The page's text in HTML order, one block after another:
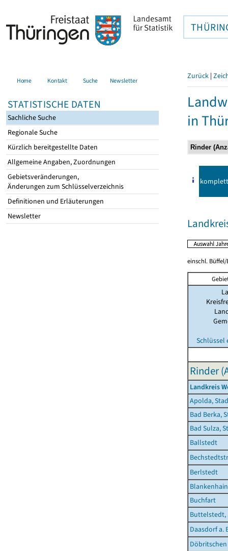
Home Kontakt Suche Newsletter
STATISTISCHE DATEN
Sachliche Suche
Regionale Suche
Kürzlich bereitgestellte Daten
Allgemeine Angaben, Zuordnungen
Gebietsveränderungen,
Änderungen zum Schlüsselverzeichnis
Definitionen und Erläuterungen
Newsletter
Zurück |
in
komplett
einschl. Büffel/
Schlüssel
Rinder
Landkreis
Apolda,
Bad Berka,
Bad Sulza,
Ballstedt
Berlstedt
Buchfart
Buttelstedt,
Daasdorf a.
Döbritschen